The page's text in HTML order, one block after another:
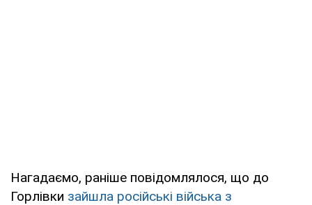
Нагадаємо, раніше повідомлялося, що до
Горлівки зайшла російські війська з